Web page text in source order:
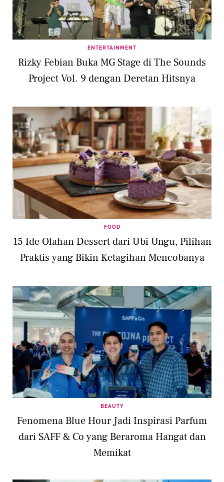
ENTERTAINMENT
Rizky Febian Buka MG Stage di The Sounds
Project Vol. 9 dengan Deretan Hitsnya
FOOD
15 Ide Olahan Dessert dari Ubi Ungu, Pilihan
Praktis yang Bikin Ketagihan Mencobanya
BEAUTY
Fenomena Blue Hour Jadi Inspirasi Parfum
dari SAFF & Co yang Beraroma Hangat dan
Memikat